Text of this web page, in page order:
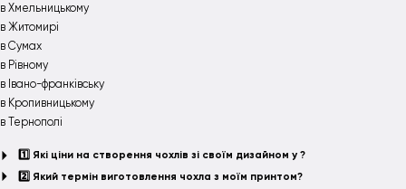
в Хмельницькому
в Житомирі
в Сумах
в Рівному
в Івано-франківську
в Кропивницькому
в Тернополі
1️⃣ Які ціни на створення чохлів зі своїм дизайном у ?
2️⃣ Який термін виготовлення чохла з моїм принтом?